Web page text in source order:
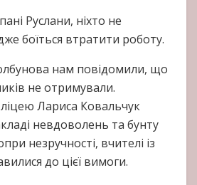
Руслани, ніхто не
боїться втратити роботу.
нам повідомили, що
не отримували.
Лариса Ковальчук
невдоволень та бунту
незручності, вчителі із
до цієї вимоги.